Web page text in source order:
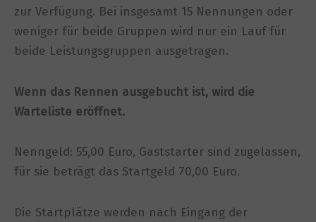
zur Verfügung. Bei insgesamt 15 Nennungen oder
weniger für beide Gruppen wird nur ein Lauf für
beide Leistungsgruppen ausgetragen.
Wenn das Rennen ausgebucht ist, wird die
Warteliste eröffnet.
Nenngeld: 55,00 Euro, Gaststarter sind zugelassen,
für sie beträgt das Startgeld 70,00 Euro.
Die Startplätze werden nach Eingang der